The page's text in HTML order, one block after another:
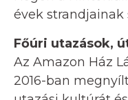
évek strandjainak
Főúri utazások,
Az Amazon Ház
2016-ban